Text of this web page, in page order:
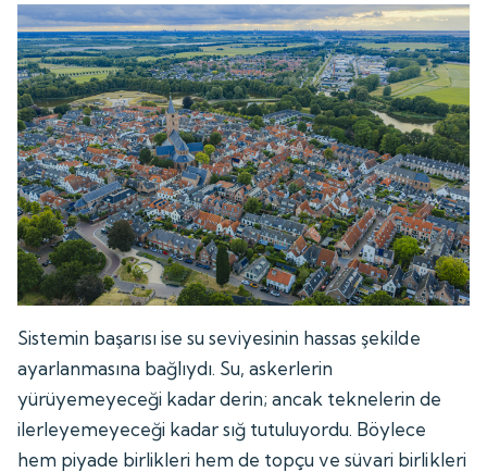
Sistemin başarısı ise su seviyesinin hassas şekilde
ayarlanmasına bağlıydı. Su, askerlerin
yürüyemeyeceği kadar derin; ancak teknelerin de
ilerleyemeyeceği kadar sığ tutuluyordu. Böylece
hem piyade birlikleri hem de topçu ve süvari birlikleri